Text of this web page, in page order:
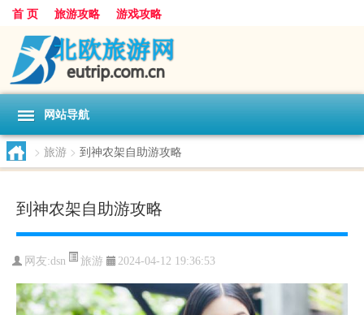
首 页 旅游攻略 游戏攻略
网站导航
> 旅游 > 到神农架自助游攻略
到神农架自助游攻略
网友:dsn 旅游 2024-04-12 19:36:53